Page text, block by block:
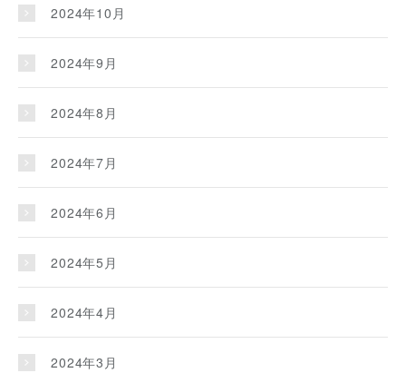
2024年10月
2024年9月
2024年8月
2024年7月
2024年6月
2024年5月
2024年4月
2024年3月